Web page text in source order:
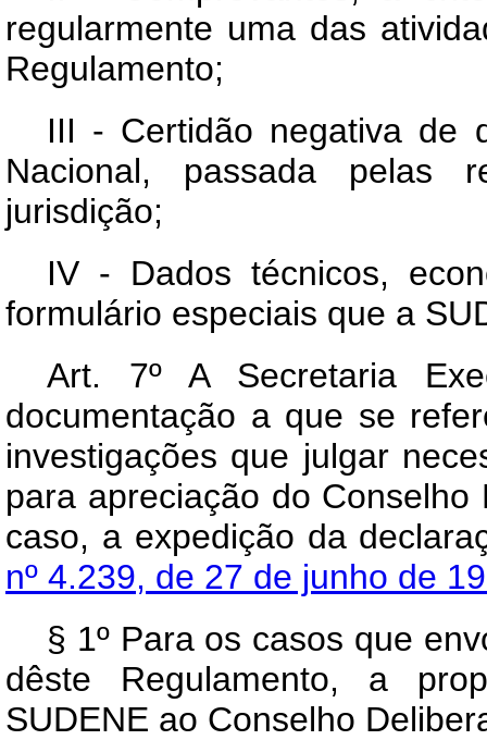
regularmente uma das
Regulamento;
III - Certidão negativa de
Nacional, passada pelas
jurisdição;
IV - Dados técnicos,
formulário especiais que a
Art. 7º A Secretaria
documentação a que se
investigações que julgar
para apreciação do
caso, a expedição da
nº 4.239, de 27 de junho de
§ 1º Para os casos que
dêste Regulamento, a
SUDENE ao Conselho